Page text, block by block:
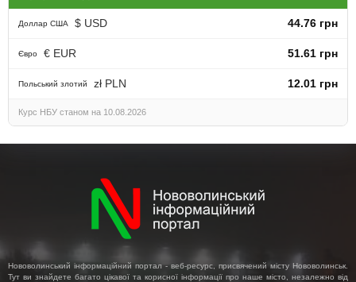
Доллар США $ USD 44.76 грн
Євро € EUR 51.61 грн
Польський злотий zł PLN 12.01 грн
Курс НБУ станом на 10.08.2026
Нововолинський інформаційний портал - веб-ресурс, присвячений місту Нововолинськ.
Тут ви знайдете багато цікавої та корисної інформації про наше місто, незалежно від